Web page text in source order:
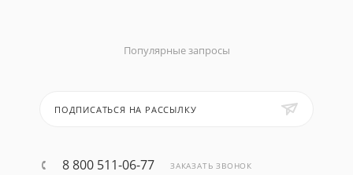
Популярные запросы
ПОДПИСАТЬСЯ НА РАССЫЛКУ
8 800 511-06-77 ЗАКАЗАТЬ ЗВОНОК